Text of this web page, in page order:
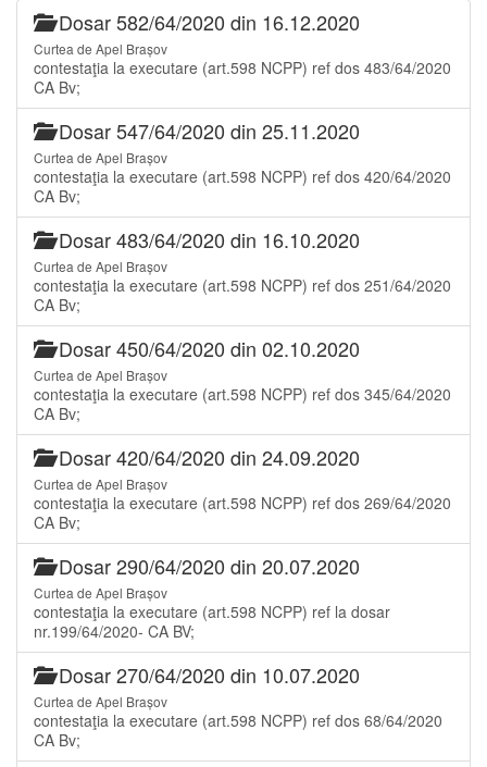
Dosar 582/64/2020 din 16.12.2020
Curtea de Apel Brașov
contestaţia la executare (art.598 NCPP) ref dos 483/64/2020
CA Bv;
Dosar 547/64/2020 din 25.11.2020
Curtea de Apel Brașov
contestaţia la executare (art.598 NCPP) ref dos 420/64/2020
CA Bv;
Dosar 483/64/2020 din 16.10.2020
Curtea de Apel Brașov
contestaţia la executare (art.598 NCPP) ref dos 251/64/2020
CA Bv;
Dosar 450/64/2020 din 02.10.2020
Curtea de Apel Brașov
contestaţia la executare (art.598 NCPP) ref dos 345/64/2020
CA Bv;
Dosar 420/64/2020 din 24.09.2020
Curtea de Apel Brașov
contestaţia la executare (art.598 NCPP) ref dos 269/64/2020
CA Bv;
Dosar 290/64/2020 din 20.07.2020
Curtea de Apel Brașov
contestaţia la executare (art.598 NCPP) ref la dosar
nr.199/64/2020- CA BV;
Dosar 270/64/2020 din 10.07.2020
Curtea de Apel Brașov
contestaţia la executare (art.598 NCPP) ref dos 68/64/2020
CA Bv;